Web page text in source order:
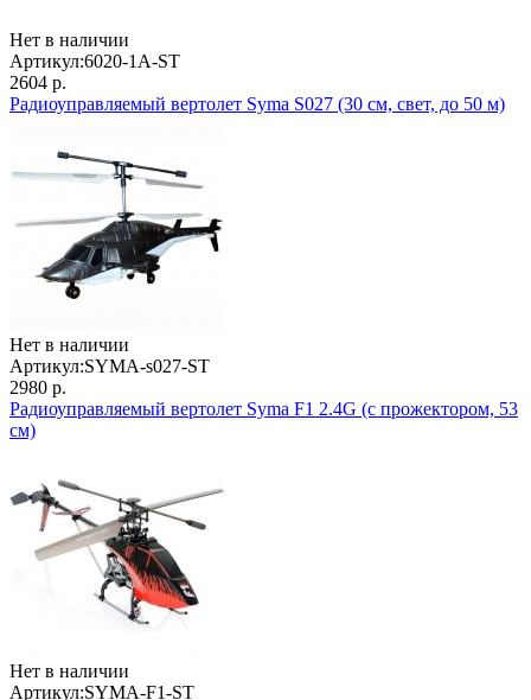
Нет в наличии
Артикул:6020-1A-ST
2604 р.
Радиоуправляемый вертолет Syma S027 (30 см, свет, до 50 м)
Нет в наличии
Артикул:SYMA-s027-ST
2980 р.
Радиоуправляемый вертолет Syma F1 2.4G (с прожектором, 53
см)
Нет в наличии
Артикул:SYMA-F1-ST